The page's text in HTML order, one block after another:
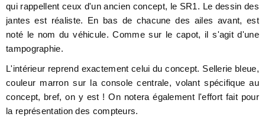
qui rappellent ceux d'un ancien concept, le SR1. Le dessin des
jantes est réaliste. En bas de chacune des ailes avant, est
noté le nom du véhicule. Comme sur le capot, il s'agit d'une
tampographie.
L'intérieur reprend exactement celui du concept. Sellerie bleue,
couleur marron sur la console centrale, volant spécifique au
concept, bref, on y est ! On notera également l'effort fait pour
la représentation des compteurs.